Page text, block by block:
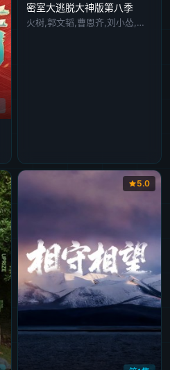
密室大逃脱大神版第八季
火树,郭文韬,曹恩齐,刘小怂,李晋晔
5.0